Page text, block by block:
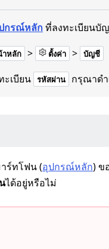
กรณ์หลัก ที่ลงทะเบียนบั
หลัก > ตั้งค่า > บัญชี
ะเบียน รหัสผ่าน กรุณาด
ร์ทโฟน (อุปกรณ์หลัก) ข
ได้อยู่หรือไม่